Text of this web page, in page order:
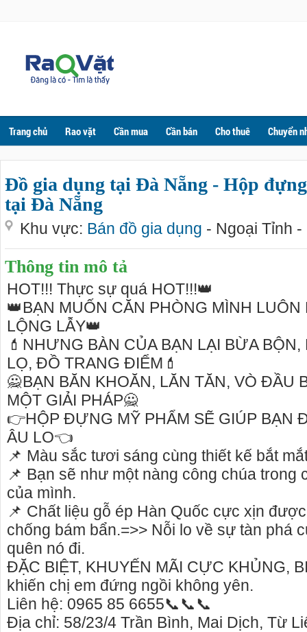
Trang chủ Rao vặt Cần mua Cần bán Cho thuê Chuyển
Đồ gia dụng tại Đà Nẵng - Hộp
tại Đà Nẵng
Khu vực: Bán đồ gia dụng - Ngoại Tỉnh
Thông tin mô tả
HOT!!! Thực sự quá HOT!!!👑
👑BẠN MUỐN CĂN PHÒNG MÌNH LUÔN
LỘNG LẪY👑
💄NHƯNG BÀN CỦA BẠN LẠI BỪA
LỌ, ĐỒ TRANG ĐIỂM💄
🙅BẠN BĂN KHOĂN, LĂN TĂN, VÒ ĐẦU
MỘT GIẢI PHÁP🙅
👉HỘP ĐỰNG MỸ PHẨM SẼ GIÚP BẠN
ÂU LO👈
📌 Màu sắc tươi sáng cùng thiết kế bắt
📌 Bạn sẽ như một nàng công chúa trong
của mình.
📌 Chất liệu gỗ ép Hàn Quốc cực xịn
chống bám bẩn.=>> Nỗi lo về sự tàn phá
quên nó đi.
ĐẶC BIỆT, KHUYẾN MÃI CỰC KHỦNG,
khiến chị em đứng ngồi không yên.
Liên hệ: 0965 85 6655📞📞📞
Địa chỉ: 58/23/4 Trần Bình, Mai Dịch, Từ
phú yên
0387560028
thuê xe máy
Cho thuê nhà nguyên căn Phú Yên, chuyên cho
thuê nhà nguyên căn tại Phú Yên
Chúng tôi hiên đang cho thuê nhà nguyên căn
tại Tuy Hòa - Phú Yên.